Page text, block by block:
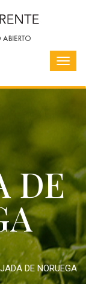
DE
DE NORUEGA